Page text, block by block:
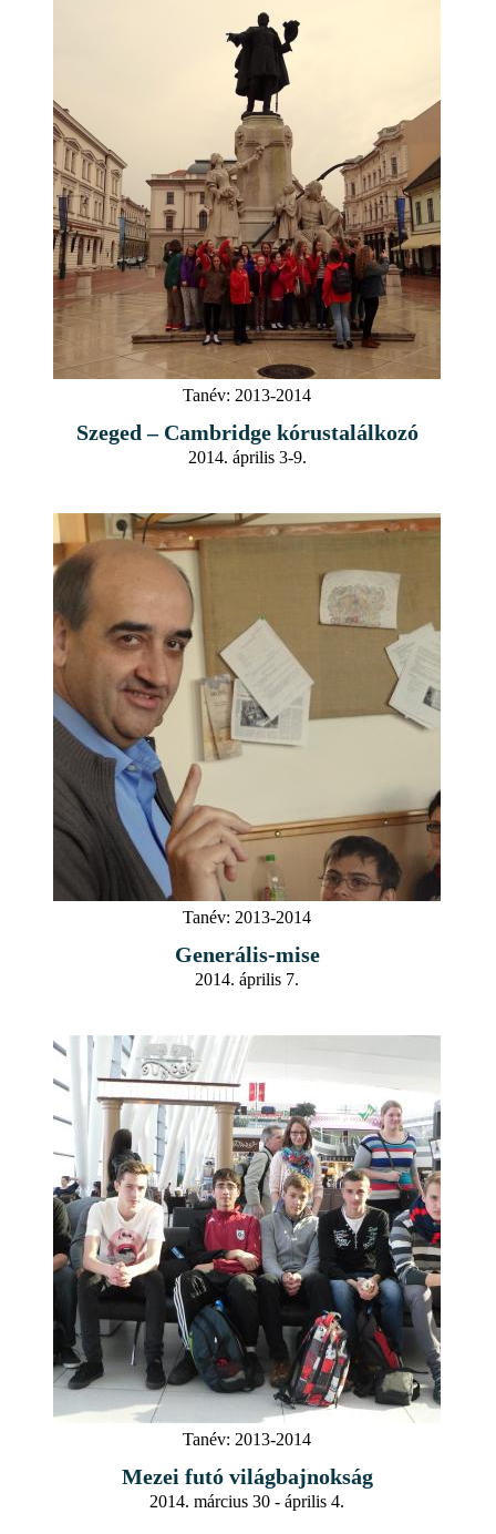
Tanév: 2013-2014
Szeged – Cambridge kórustalálkozó
2014. április 3-9.
Tanév: 2013-2014
Generális-mise
2014. április 7.
Tanév: 2013-2014
Mezei futó világbajnokság
2014. március 30 - április 4.